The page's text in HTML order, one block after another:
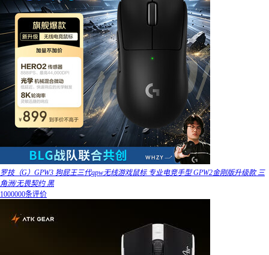
罗技（G）GPW3 狗屁王三代gpw无线游戏鼠标 专业电竞手型 GPW2金刚版升级款 三
角洲/无畏契约 黑
1000000条评价